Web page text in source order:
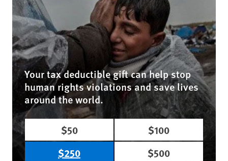
Your tax deductible gift can help stop
human rights violations and save lives
around the world.
$50
$100
$250
$500